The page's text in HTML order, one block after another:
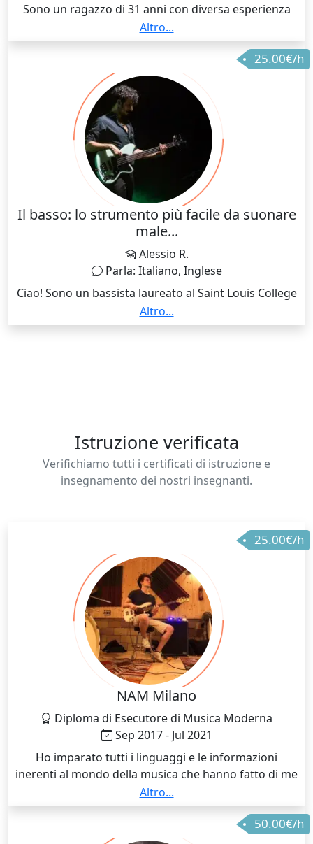
Sono un ragazzo di 31 anni con diversa esperienza
accumulata tra live e registrazioni studio. Diplomato
in solfeggio. In costante aggiornamento con il
panorama musicale. Gli anni di studio mi hanno
permesso di riuscire ad autoprodurmi e quindi di
avere abilità inerenti alla registrazione anche in Home
Altro...
25.00€/h
Il basso: lo strumento più facile da suonare
male...
Alessio R.
Parla: Italiano, Inglese
Ciao! Sono un bassista laureato al Saint Louis College
of Music di Roma. Ho approfondito tematiche
riguardanti l'insegnamento musicale presso il Trinity
Altro...
Istruzione verificata
Verifichiamo tutti i certificati di istruzione e
insegnamento dei nostri insegnanti.
25.00€/h
NAM Milano
Diploma di Esecutore di Musica Moderna
Sep 2017 - Jul 2021
Ho imparato tutti i linguaggi e le informazioni
inerenti al mondo della musica che hanno fatto di me
il professionista che adesso sono. Tale percorso mi
ha dato tutta la cultura necessaria per poter essere
un insegnante credibile e preparato anche grazie ai
Altro...
50.00€/h